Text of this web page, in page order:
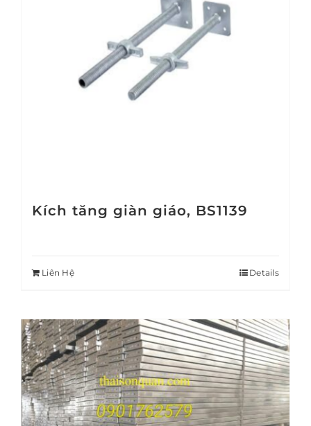
Kích tăng giàn giáo, BS1139
Liên Hệ Details